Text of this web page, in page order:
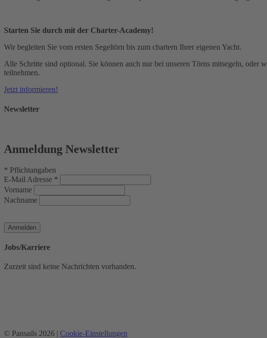
Starten Sie durch mit der Charter-Academy!
Wir begleiten Sie vom ersten Segeltörn bis zum chartern Ihrer eigenen Yacht.
Alle Schritte sind optional. Sie können auch nur bei unseren Törns mitsegeln, oder
teilnehmen.
Jetzt informieren!
Newsletter
Anmeldung Newsletter
* Pflichtangaben
E-Mail Adresse *
Vorname
Nachname
Jobs/Karriere
Zurzeit sind keine Nachrichten vorhanden.
© Pansails 2026 | Cookie-Einstellungen